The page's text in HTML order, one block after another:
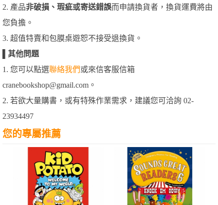
2. 產品非破損、瑕疵或寄送錯誤而申請換貨者，換貨運費將由
您負擔。
3. 超值特賣和包膜桌遊恕不接受退換貨。
其他問題
1. 您可以點選聯絡我們或來信客服信箱
cranebookshop@gmail.com。
2. 若欲大量購書，或有特殊作業需求，建議您可洽詢 02-
23934497
您的專屬推薦